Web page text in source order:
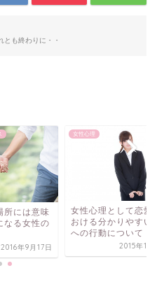
も終わりに・・
所には意味
なる女性の
2016年9月17日
女性心理
女性心理として恋愛
おける分かりやすい
への行動について
2015年11